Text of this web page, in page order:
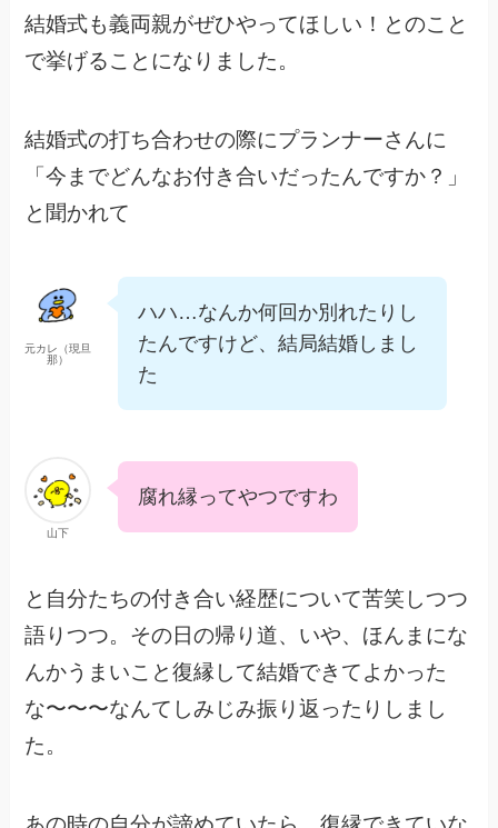
結婚式も義両親がぜひやってほしい！とのこと
で挙げることになりました。
結婚式の打ち合わせの際にプランナーさんに
「今までどんなお付き合いだったんですか？」
と聞かれて
元カレ（現旦
那）
ハハ…なんか何回か別れたりし
たんですけど、結局結婚しまし
た
山下
腐れ縁ってやつですわ
と自分たちの付き合い経歴について苦笑しつつ
語りつつ。その日の帰り道、いや、ほんまにな
んかうまいこと復縁して結婚できてよかった
な〜〜〜なんてしみじみ振り返ったりしまし
た。